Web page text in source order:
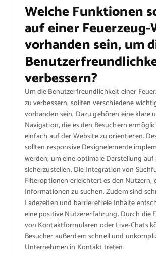
Welche Funktionen
auf einer
vorhanden sein, um
verbessern?
Um die Benutzerfreundlichkeit einer
zu verbessern, sollten verschiedene
vorhanden sein. Dazu gehören eine klare
Navigation, die es den Besuchern
einfach auf der Website zu orientieren.
sollten responsive Designelemente
werden, um eine optimale Darstellung auf
sicherzustellen. Die Integration von
Filteroptionen erleichtert es den Nutzern,
Informationen zu suchen. Zudem sind
Ladezeiten und barrierefreie Inhalte
eine positive Nutzererfahrung. Durch die
von Kontaktformularen oder Live-Chats
Besucher außerdem schnell und
Unternehmen in Kontakt treten.